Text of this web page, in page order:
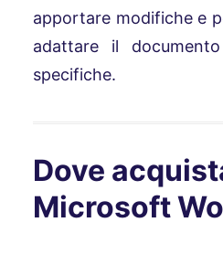
apportare modifiche e
adattare il
specifiche.
Dove
Microsoft